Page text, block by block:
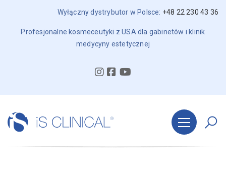
Wyłączny dystrybutor w Polsce: +48 22 230 43 36
Profesjonalne kosmeceutyki z USA dla gabinetów i klinik
medycyny estetycznej